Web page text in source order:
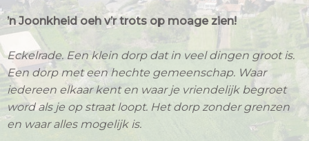
’n Joonkheid oeh v’r trots op moage zien!
Eckelrade. Een klein dorp dat in veel dingen groot is.
Een dorp met een hechte gemeenschap. Waar
iedereen elkaar kent en waar je vriendelijk begroet
word als je op straat loopt. Het dorp zonder grenzen
en waar alles mogelijk is.